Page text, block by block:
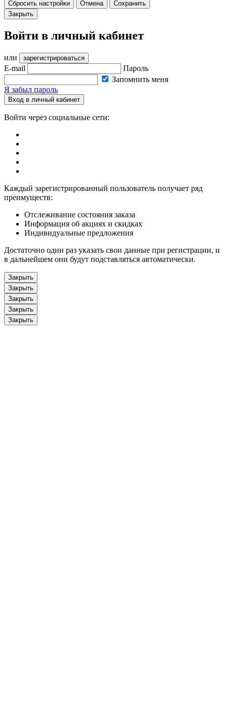
Сбросить настройки Отмена
Сохранить
Закрыть
Войти в личный кабинет
или зарегистрироваться
E-mail
Пароль
Запомнить меня
Я забыл пароль
Вход в личный кабинет
Войти через социальные сети:
Каждый зарегистрированный пользователь получает ряд
преимуществ:
Отслеживание состояния заказа
Информация об акциях и скидках
Индивидуальные предложения
Достаточно один раз указать свои данные при регистрации, и
в дальнейшем они будут подставляться автоматически.
Закрыть
Закрыть
Закрыть
Закрыть
Закрыть